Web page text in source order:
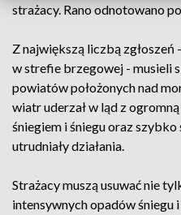
strażacy. Rano odnotowano
Z największą liczbą
w strefie brzegowej - musieli
powiatów położonych nad
wiatr uderzał w ląd z
śniegiem i śniegu oraz
utrudniały działania.
Strażacy muszą usuwać nie
intensywnych opadów śniegu